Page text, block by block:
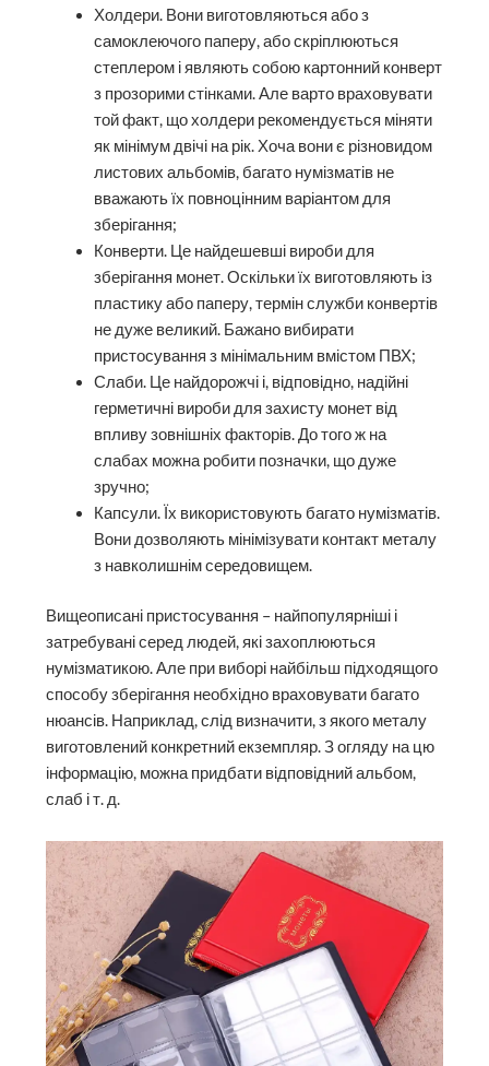
Холдери. Вони виготовляються або з
самоклеючого паперу, або скріплюються
степлером і являють собою картонний конверт
з прозорими стінками. Але варто враховувати
той факт, що холдери рекомендується міняти
як мінімум двічі на рік. Хоча вони є різновидом
листових альбомів, багато нумізматів не
вважають їх повноцінним варіантом для
зберігання;
Конверти. Це найдешевші вироби для
зберігання монет. Оскільки їх виготовляють із
пластику або паперу, термін служби конвертів
не дуже великий. Бажано вибирати
пристосування з мінімальним вмістом ПВХ;
Слаби. Це найдорожчі і, відповідно, надійні
герметичні вироби для захисту монет від
впливу зовнішніх факторів. До того ж на
слабах можна робити позначки, що дуже
зручно;
Капсули. Їх використовують багато нумізматів.
Вони дозволяють мінімізувати контакт металу
з навколишнім середовищем.
Вищеописані пристосування – найпопулярніші і
затребувані серед людей, які захоплюються
нумізматикою. Але при виборі найбільш підходящого
способу зберігання необхідно враховувати багато
нюансів. Наприклад, слід визначити, з якого металу
виготовлений конкретний екземпляр. З огляду на цю
інформацію, можна придбати відповідний альбом,
слаб і т. д.